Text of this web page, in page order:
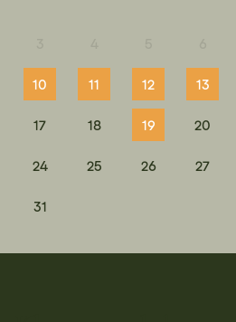
10 11 12 13
17 18 19 20
24 25 26 27
31